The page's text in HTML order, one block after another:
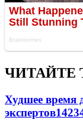
ЧИТАЙТЕ
Худшее время
экспертов